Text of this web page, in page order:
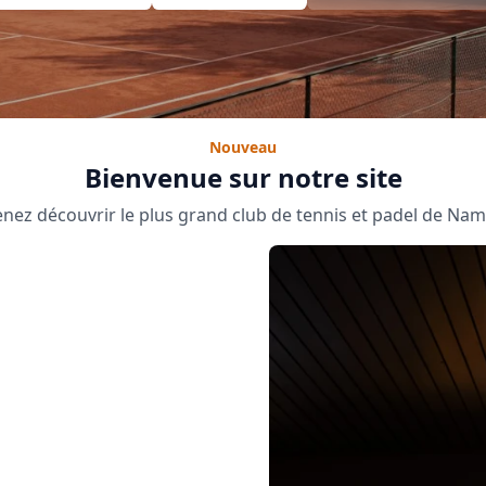
Nouveau
Bienvenue sur notre site
découvrir le plus grand club de tennis et padel de